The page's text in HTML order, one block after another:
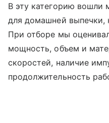
В эту категорию вошли
для домашней выпечки,
При отборе мы
мощность, объем и
скоростей, наличие
продолжительность